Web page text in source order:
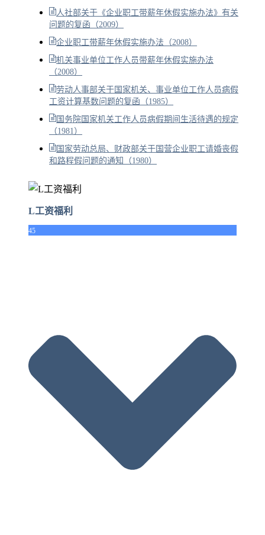
人社部关于《企业职工带薪年休假实施办法》有关
问题的复函（2009）
企业职工带薪年休假实施办法（2008）
机关事业单位工作人员带薪年休假实施办法
（2008）
劳动人事部关于国家机关、事业单位工作人员病假
工资计算基数问题的复函（1985）
国务院国家机关工作人员病假期间生活待遇的规定
（1981）
国家劳动总局、财政部关于国营企业职工请婚丧假
和路程假问题的通知（1980）
L工资福利
45